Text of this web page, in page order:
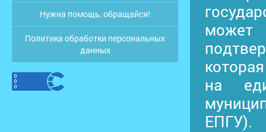
Нужна помощь, обращайся!
Политика обработки персональных
данных
может
на
ЕПГУ).